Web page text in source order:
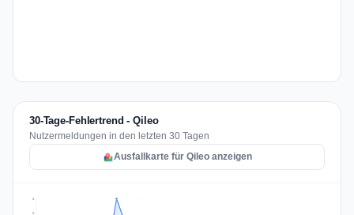
30-Tage-Fehlertrend - Qileo
Nutzermeldungen in den letzten 30 Tagen
Ausfallkarte für Qileo anzeigen
2
2